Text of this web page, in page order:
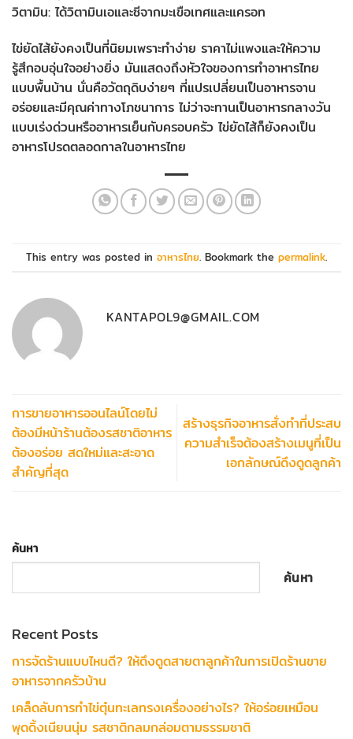
วิตามิน: ได้วิตามินเอและซีจากมะเขือเทศและแครอท
ไข่ยัดไส้ยังคงเป็นที่นิยมเพราะทำง่าย ราคาไม่แพงและให้ความ
รู้สึกอบอุ่นใจอย่างยิ่ง มันแสดงถึงหัวใจของการทำอาหารไทย
แบบพื้นบ้าน นั่นคือวัตถุดิบง่ายๆ ที่แปรเปลี่ยนเป็นอาหารจาน
อร่อยและมีคุณค่าทางโภชนาการ ไม่ว่าจะทานเป็นอาหารกลางวัน
แบบเร่งด่วนหรืออาหารเย็นกับครอบครัว ไข่ยัดไส้ก็ยังคงเป็น
อาหารโปรดตลอดกาลในอาหารไทย
This entry was posted in อาหารไทย. Bookmark the permalink.
KANTAPOL9@GMAIL.COM
การขายอาหารออนไลน์โดยไม่
ต้องมีหน้าร้านต้องรสชาติอาหาร
ต้องอร่อย สดใหม่และสะอาด
สำคัญที่สุด
สร้างธุรกิจอาหารสั่งทำที่ประสบ
ความสำเร็จต้องสร้างเมนูที่เป็น
เอกลักษณ์ดึงดูดลูกค้า
ค้นหา
ค้นหา
Recent Posts
การจัดร้านแบบไหนดี? ให้ดึงดูดสายตาลูกค้าในการเปิดร้านขาย
อาหารจากครัวบ้าน
เคล็ดลับการทำไข่ตุ๋นทะเลทรงเครื่องอย่างไร? ให้อร่อยเหมือน
พุดดิ้งเนียนนุ่ม รสชาติกลมกล่อมตามธรรมชาติ